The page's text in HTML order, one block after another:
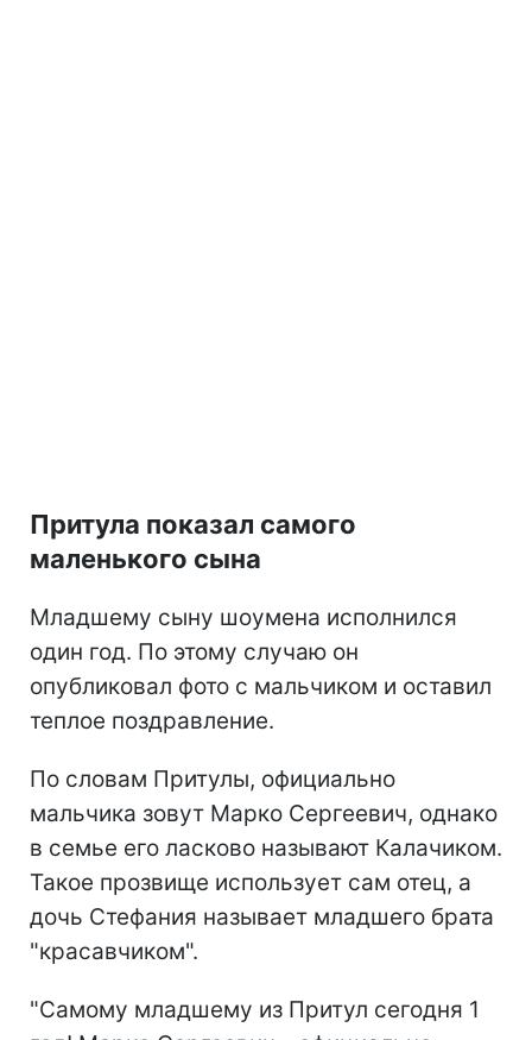
Притула показал самого
маленького сына
Младшему сыну шоумена исполнился
один год. По этому случаю он
опубликовал фото с мальчиком и оставил
теплое поздравление.
По словам Притулы, официально
мальчика зовут Марко Сергеевич, однако
в семье его ласково называют Калачиком.
Такое прозвище использует сам отец, а
дочь Стефания называет младшего брата
"красавчиком".
"Самому младшему из Притул сегодня 1